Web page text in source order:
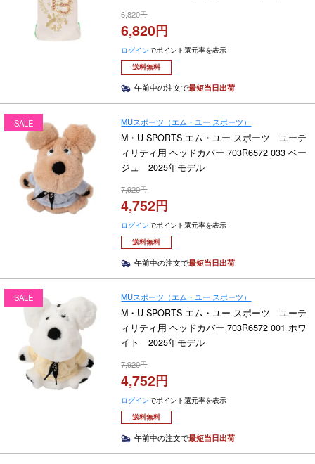
6,820
6,820
ログインでポイント還元率を表示
送料無料
午前中の注文で最短当日出荷
SALE MUスポーツ（エム・ユー スポーツ）
M・U SPORTS エム・ユー スポーツ ユーテ
ィリティ用 ヘッドカバー 703R6572 033 ベー
ジュ 2025年モデル
7,920
4,752
ログインでポイント還元率を表示
送料無料
午前中の注文で最短当日出荷
SALE MUスポーツ（エム・ユー スポーツ）
M・U SPORTS エム・ユー スポーツ ユーテ
ィリティ用 ヘッドカバー 703R6572 001 ホワ
イト 2025年モデル
7,920
4,752
ログインでポイント還元率を表示
送料無料
午前中の注文で最短当日出荷